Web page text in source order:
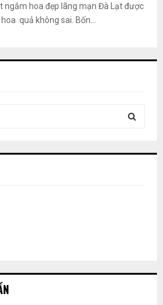
ngắm hoa đẹp lãng mạn Đà Lạt được
quả không sai. Bốn...